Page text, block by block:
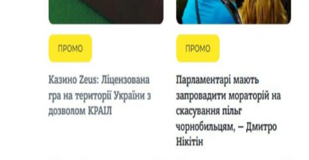
Рекламні прайси
Підтримати «місцевих»
Редакційна політика